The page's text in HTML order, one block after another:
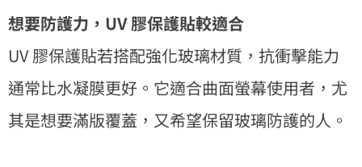
想要防護力，UV 膠保護貼較適合
UV 膠保護貼若搭配強化玻璃材質，抗衝擊能力
通常比水凝膜更好。它適合曲面螢幕使用者，尤
其是想要滿版覆蓋，又希望保留玻璃防護的人。